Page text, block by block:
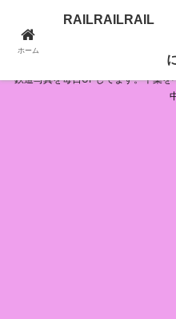
RAILRAILRAIL 毎
鉄道写真を毎日UPしてます。千葉
ホーム
RAILRAILRAIL